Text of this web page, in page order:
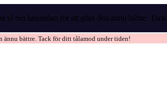
vi om hemsidan för att göra den ännu bättre.
ännu bättre. Tack för ditt tålamod under tiden!